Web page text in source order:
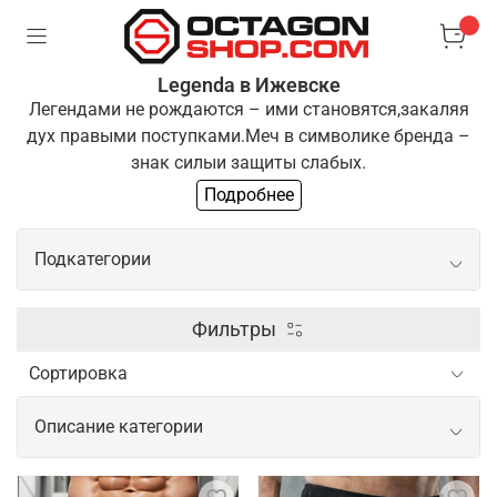
Legenda в Ижевске
Легендами не рождаются – ими становятся,закаляя
дух правыми поступками.Меч в символике бренда –
знак силыи защиты слабых.
Одежда "Легенда" для тех, кто выбирает
путьпреодоления и развития. Если ты разделяешь
этипринципы, ты готов стать частью нашей команды
Подробнее
Подкатегории
Боксерские перчатки
Шлем для бокса
Щитки шингарды
Фильтры
Описание категории
Одежда и экипировка для спорта от